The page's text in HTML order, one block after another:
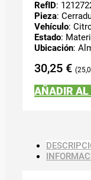
RefID:
Pieza:
Vehículo:
Estado:
Ubicación:
30,25 €
AÑADIR AL